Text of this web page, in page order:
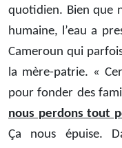
quotidien. Bien que
humaine, l’eau a
Cameroun qui
la mère-patrie. «
pour fonder des
nous perdons tout
Ça nous épuise.